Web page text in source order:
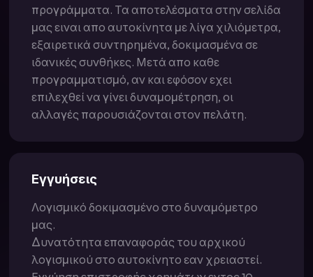
προγράμματα. Τα αποτελέσματα στην σελίδα
μας ειναι απο αυτοκίνητα με λίγα χιλιόμετρα,
εξαιρετικά συντηρημένα, δοκιμασμένα σε
ιδανικές συνθήκες. Μετά απο καθε
προγραμματισμό, αν και εφόσον εχει
επιλεχθεί να γίνει δυναμομέτρηση, οι
αλλαγές παρουσιάζονται στον πελάτη.
Εγγυήσεις
Λογισμικό δοκιμασμένο στο δυναμόμετρο
μας.
Δυνατότητα επαναφοράς του αρχικού
λογισμικού στο αυτοκίνητο εαν χρειαστεί.